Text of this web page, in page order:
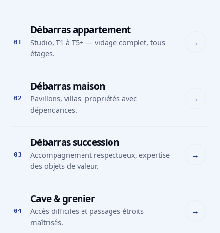
01
Débarras appartement
Studio, T1 à T5+ — vidage complet, tous
étages.
→
02
Débarras maison
Pavillons, villas, propriétés avec
dépendances.
→
03
Débarras succession
Accompagnement respectueux, expertise
des objets de valeur.
→
04
Cave & grenier
Accès difficiles et passages étroits
maîtrisés.
→